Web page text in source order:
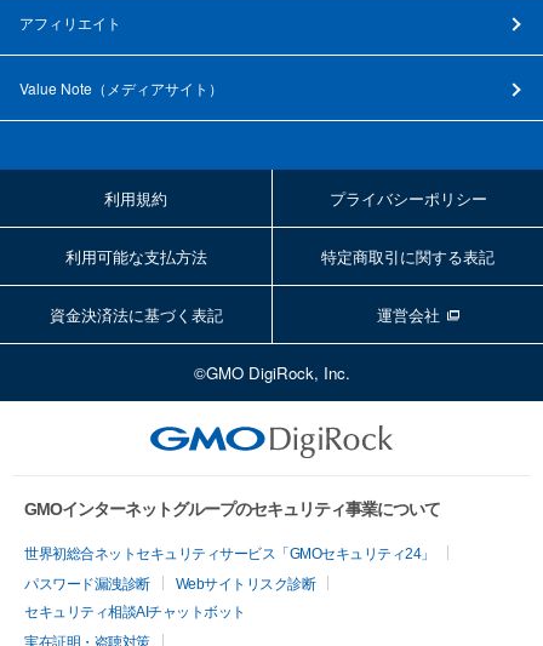
アフィリエイト
Value Note（ メディアサイト ）
利用規約 プライバシーポリシー
利用可能な支払方法 特定商取引に関する表記
資金決済法に基づく表記 運営会社
©GMO DigiRock, Inc.
GMOインターネットグループのセキュリティ事業について
世界初総合ネットセキュリティサービス「GMOセキュリティ24」
パスワード漏洩診断
Webサイトリスク診断
セキュリティ相談AIチャットボット
実在証明・盗聴対策